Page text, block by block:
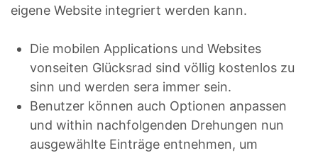
eigene Website integriert werden kann.
Die mobilen Applications und Websites
vonseiten Glücksrad sind völlig kostenlos zu
sinn und werden sera immer sein.
Benutzer können auch Optionen anpassen
und within nachfolgenden Drehungen nun
ausgewählte Einträge entnehmen, um